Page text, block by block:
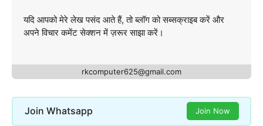
यदि आपको मेरे लेख पसंद आते हैं, तो ब्लॉग को सब्सक्राइब करें और
अपने विचार कमेंट सेक्शन में ज़रूर साझा करें।
rkcomputer625@gmail.com
Join Whatsapp Join Now